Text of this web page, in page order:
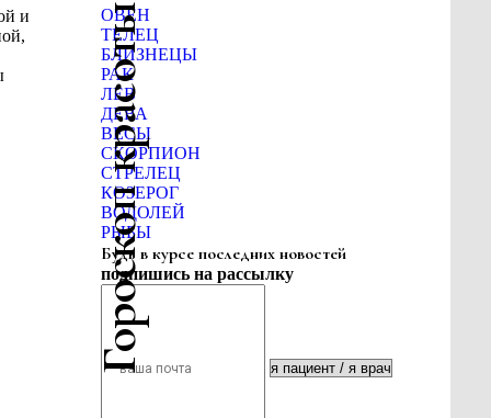
и
Гороскоп красоты
ОВЕН
ТЕЛЕЦ
БЛИЗНЕЦЫ
РАК
ЛЕВ
ДЕВА
ВЕСЫ
СКОРПИОН
СТРЕЛЕЦ
КОЗЕРОГ
ВОДОЛЕЙ
РЫБЫ
Будь в курсе последних новостей
подпишись на рассылку